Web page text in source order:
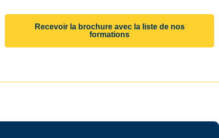
Recevoir la brochure avec la liste de nos
formations